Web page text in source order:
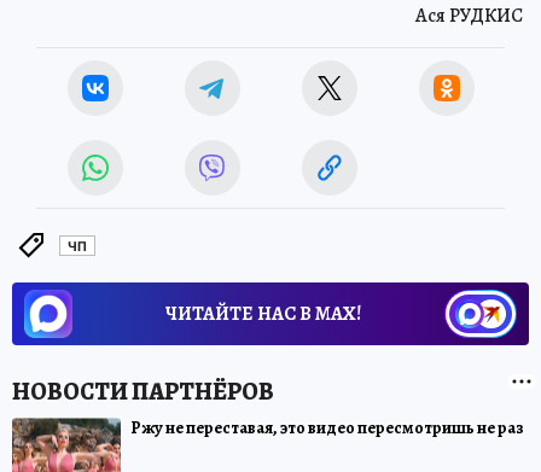
Ася РУДКИС
ЧП
ЧИТАЙТЕ НАС В МАХ!
Ржу не переставая, это видео пересмотришь не раз